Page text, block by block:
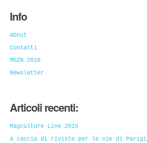
Info
About
Contatti
MGZN 2016
Newsletter
Articoli recenti:
Magculture Live 2019
A caccia di riviste per le vie di Parigi